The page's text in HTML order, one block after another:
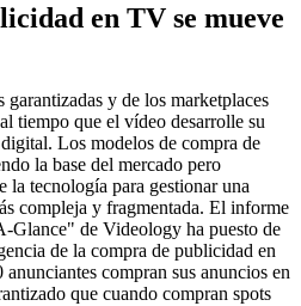
en TV se mueve
y de los marketplaces
tiempo que el vídeo desarrolle su
Los modelos de compra de
la base del mercado pero
la tecnología para gestionar una
compleja y fragmentada. El informe
de Videology ha puesto de
de la compra de publicidad en
compran sus anuncios en
que cuando compran spots